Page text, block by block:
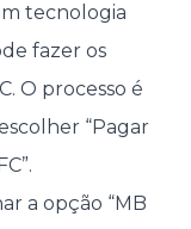
tecnologia
fazer os
O processo é
“Pagar
a opção “MB